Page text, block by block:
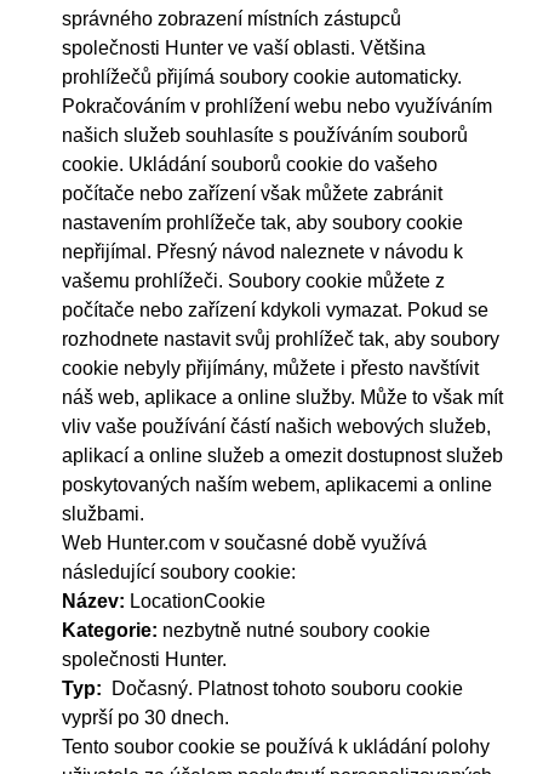
správného zobrazení místních zástupců
společnosti Hunter ve vaší oblasti. Většina
prohlížečů přijímá soubory cookie automaticky.
Pokračováním v prohlížení webu nebo využíváním
našich služeb souhlasíte s používáním souborů
cookie. Ukládání souborů cookie do vašeho
počítače nebo zařízení však můžete zabránit
nastavením prohlížeče tak, aby soubory cookie
nepřijímal. Přesný návod naleznete v návodu k
vašemu prohlížeči. Soubory cookie můžete z
počítače nebo zařízení kdykoli vymazat. Pokud se
rozhodnete nastavit svůj prohlížeč tak, aby soubory
cookie nebyly přijímány, můžete i přesto navštívit
náš web, aplikace a online služby. Může to však mít
vliv vaše používání částí našich webových služeb,
aplikací a online služeb a omezit dostupnost služeb
poskytovaných naším webem, aplikacemi a online
službami.
Web Hunter.com v současné době využívá
následující soubory cookie:
Název: LocationCookie
Kategorie: nezbytně nutné soubory cookie
společnosti Hunter.
Typ: Dočasný. Platnost tohoto souboru cookie
vyprší po 30 dnech.
Tento soubor cookie se používá k ukládání polohy